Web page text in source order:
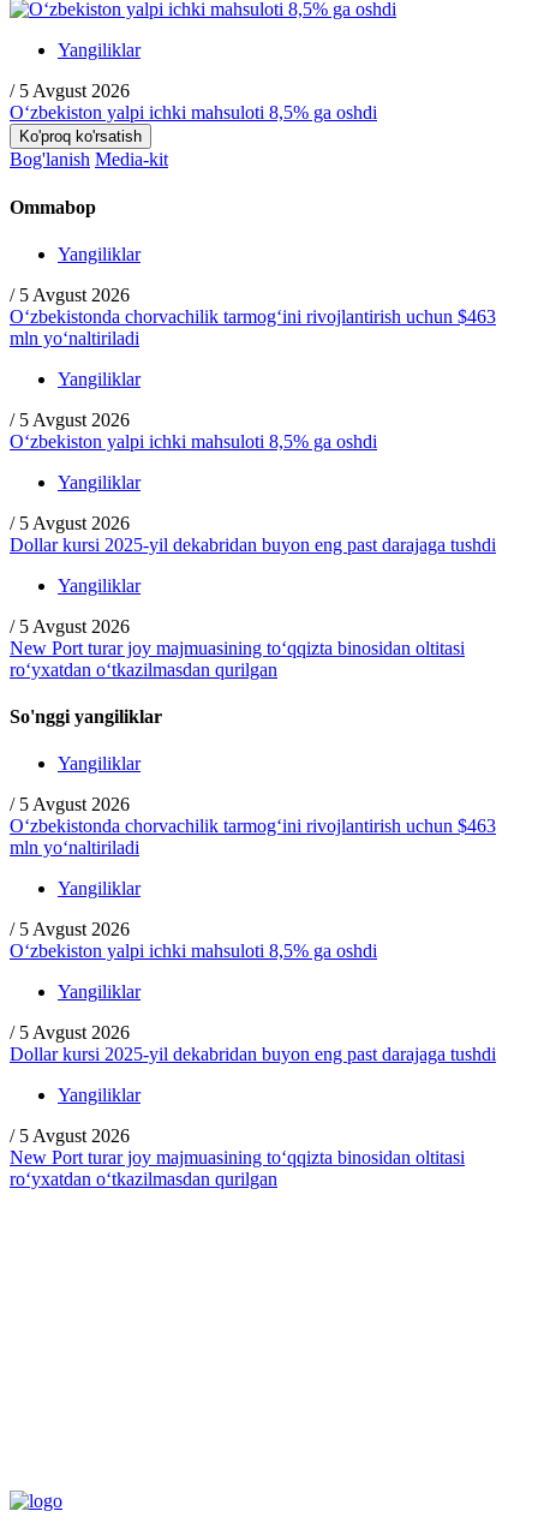
Yangiliklar
/ 5 Avgust 2026
O‘zbekiston yalpi ichki mahsuloti 8,5% ga oshdi
Ko'proq ko'rsatish
Bog'lanish Media-kit
Ommabop
Yangiliklar
/ 5 Avgust 2026
O‘zbekistonda chorvachilik tarmog‘ini rivojlantirish uchun $463
mln yo‘naltiriladi
Yangiliklar
/ 5 Avgust 2026
O‘zbekiston yalpi ichki mahsuloti 8,5% ga oshdi
Yangiliklar
/ 5 Avgust 2026
Dollar kursi 2025-yil dekabridan buyon eng past darajaga tushdi
Yangiliklar
/ 5 Avgust 2026
New Port turar joy majmuasining to‘qqizta binosidan oltitasi
ro‘yxatdan o‘tkazilmasdan qurilgan
So'nggi yangiliklar
Yangiliklar
/ 5 Avgust 2026
O‘zbekistonda chorvachilik tarmog‘ini rivojlantirish uchun $463
mln yo‘naltiriladi
Yangiliklar
/ 5 Avgust 2026
O‘zbekiston yalpi ichki mahsuloti 8,5% ga oshdi
Yangiliklar
/ 5 Avgust 2026
Dollar kursi 2025-yil dekabridan buyon eng past darajaga tushdi
Yangiliklar
/ 5 Avgust 2026
New Port turar joy majmuasining to‘qqizta binosidan oltitasi
ro‘yxatdan o‘tkazilmasdan qurilgan